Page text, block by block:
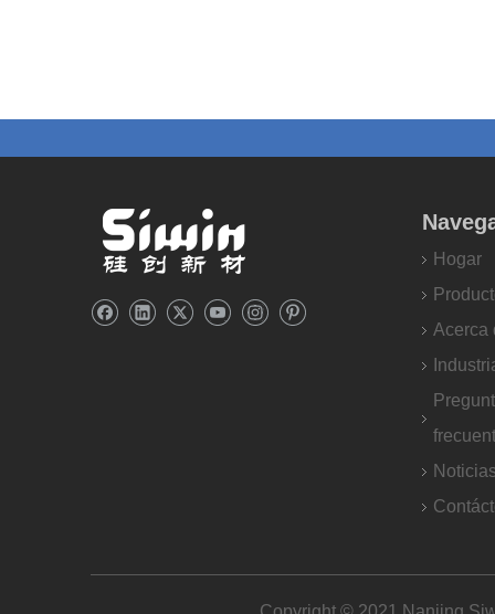
Hogar
Acerca
Noticias